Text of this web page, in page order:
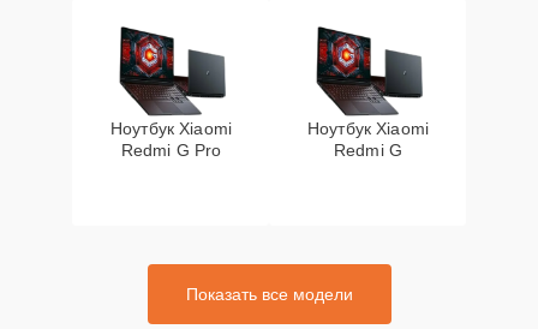
Ноутбук Xiaomi
Redmi G Pro
Ноутбук Xiaomi
Redmi G
Показать все модели